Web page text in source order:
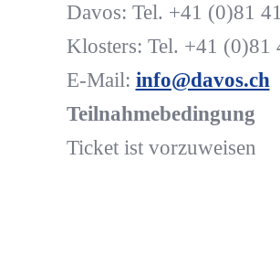
Davos: Tel. +41 (0)81
Klosters: Tel. +41 (0)81
E-Mail: info@davos.ch
Teilnahmebedingung
Ticket ist vorzuweisen